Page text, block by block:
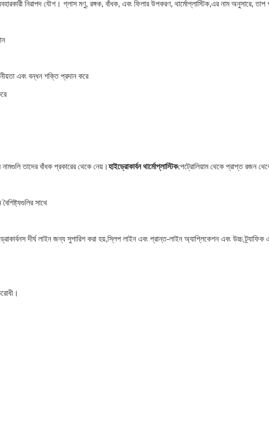
নিরাপদ যৌগ। গ্লাস মণু, রঙ্গক, বাঁধক, এবং ফিলার উপকরণ, থার্মোপ্লাস্টিক,এর নাম অনুসারে,
এবং বন্ধন শক্তি প্রদান করে
তাদের বাঁধক প্রকারের থেকে নেয়। হাইড্রোকার্বন থার্মোপ্লাস্টিকপেট্রোলিয়াম থেকে প্রাপ্ত রজন
সাথে
দীর্ঘ লাইন জন্য সুপারিশ করা হয়,স্লিপ লাইন এবং প্রান্ত-লাইন অ্যাপ্লিকেশন এবং উচ্চ ট্র্যাফিক